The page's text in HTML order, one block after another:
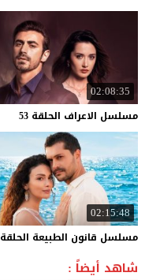
02:08:35
مسلسل الاعراف الحلقة 53
02:15:48
مسلسل قانون الطبيعة الحلقة
شاهد أيضاً :